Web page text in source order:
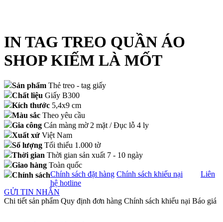
IN TAG TREO QUẦN ÁO
SHOP KIẾM LÀ MỐT
Sản phẩm Thẻ treo - tag giấy
Chất liệu Giấy B300
Kích thước 5,4x9 cm
Màu sắc Theo yêu cầu
Gia công Cán màng mờ 2 mặt / Đục lỗ 4 ly
Xuất xứ Việt Nam
Số lượng Tối thiểu 1.000 tờ
Thời gian Thời gian sản xuất 7 - 10 ngày
Giao hàng Toàn quốc
Chính sáchChính sách đặt hàng Chính sách khiếu nại
Liên
hệ hotline
GỬI TIN NHẮN
Chi tiết sản phẩm Quy định đơn hàng Chính sách khiếu nại Báo giá